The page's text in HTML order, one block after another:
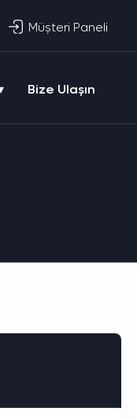
Müşteri Paneli
Bize Ulaşın